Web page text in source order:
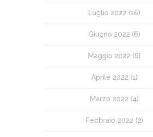
Luglio 2022 (16)
Giugno 2022 (6)
Maggio 2022 (6)
Aprile 2022 (1)
Marzo 2022 (4)
Febbraio 2022 (2)